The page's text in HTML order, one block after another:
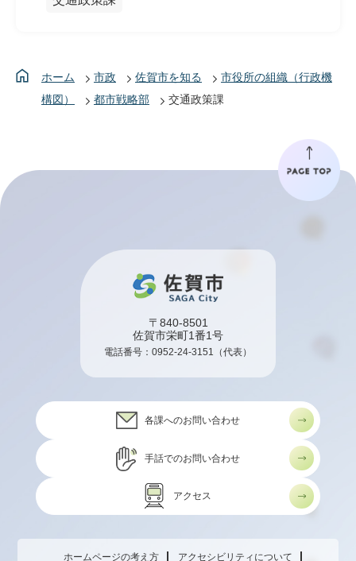
ホーム 市政 佐賀市を知る
市役所の組織（行政機
構図）
都市戦略部 交通政策課
〒840-8501
佐賀市栄町1番1号
電話番号： 0952-24-3151 （代表）
各課へのお問い合わせ
手話でのお問い合わせ
アクセス
ホームページの考え方 アクセシビリティについて